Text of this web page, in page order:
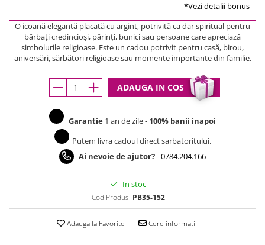
*Vezi detalii bonus
O icoană elegantă placată cu argint, potrivită ca dar spiritual pentru
bărbați credincioși, părinți, bunici sau persoane care apreciază
simbolurile religioase. Este un cadou potrivit pentru casă, birou,
aniversări, sărbători religioase sau momente importante din familie.
ADAUGA IN COS
Garantie 1 an de zile - 100% banii inapoi
Putem livra cadoul direct sarbatoritului.
Ai nevoie de ajutor?-0784.204.166
In stoc
Cod Produs: PB35-152
Adauga la Favorite Cere informatii